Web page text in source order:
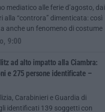
mediatico alle ferie d’agosto, dai
alla “controra” dimenticata: così
anche un fenomeno di costume
9:00
ad alto impatto alla Ciambra:
e 275 persone identificate –
Carabinieri e Guardia di
identificati 139 soggetti con